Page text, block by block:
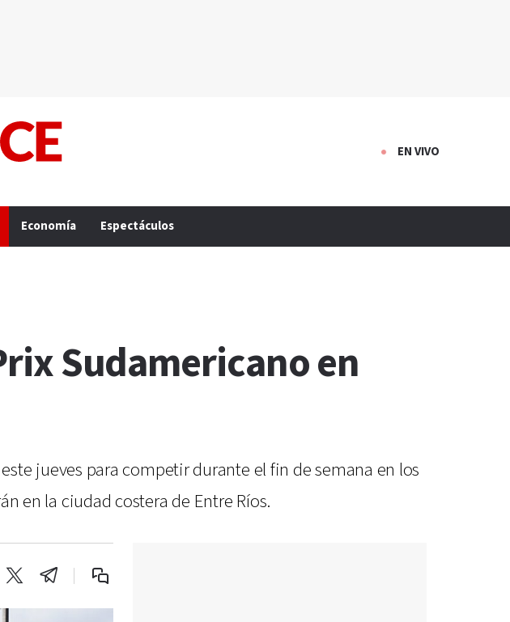
EN VIVO
Economía Espectáculos
Sudamericano en
jueves para competir durante el fin de semana en los
en la ciudad costera de Entre Ríos.